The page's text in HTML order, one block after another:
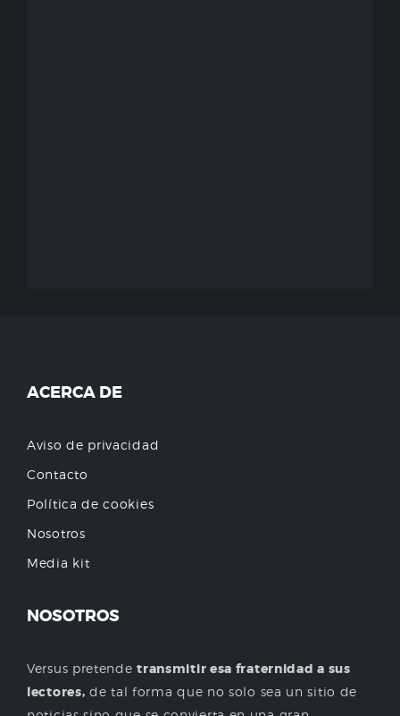
ACERCA DE
Aviso de privacidad
Contacto
Política de cookies
Nosotros
Media kit
NOSOTROS
Versus pretendetransmitir esa fraternidad a sus
lectores, de tal forma que no solo sea un sitio de